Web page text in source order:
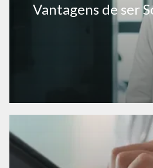
Vantagens de ser